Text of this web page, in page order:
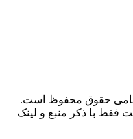
فقط با ذکر منبع و لینک